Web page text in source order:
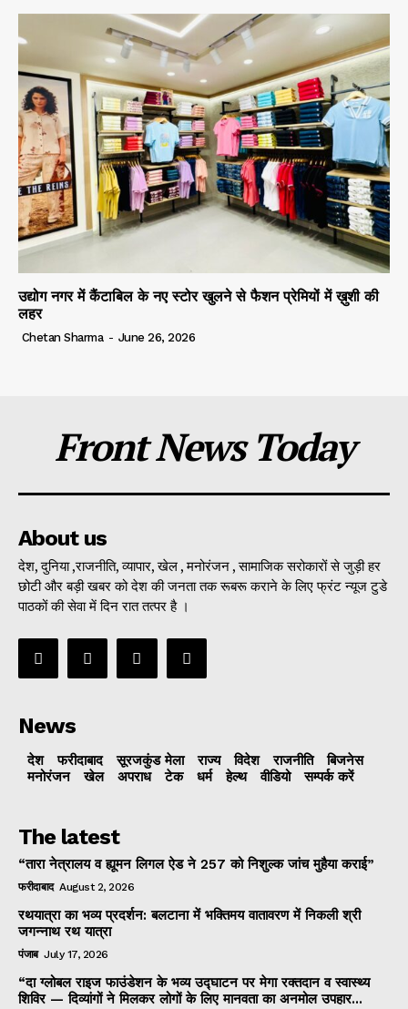
उद्योग नगर में कैंटाबिल के नए स्टोर खुलने से फैशन प्रेमियों में ख़ुशी की
लहर
Chetan Sharma - June 26, 2026
Front News Today
About us
देश, दुनिया ,राजनीति, व्यापार, खेल , मनोरंजन , सामाजिक सरोकारों से जुड़ी हर
छोटी और बड़ी खबर को देश की जनता तक रूबरू कराने के लिए फ्रंट न्यूज टुडे
पाठकों की सेवा में दिन रात तत्पर है ।
News
देश फरीदाबाद सूरजकुंड मेला राज्‍य विदेश राजनीति
बिजनेस
मनोरंजन
खेल अपराध टेक धर्म हेल्थ वीडियो सम्पर्क करें
The latest
“तारा नेत्रालय व ह्यूमन लिगल ऐड ने 257 को निशुल्क जांच मुहैया कराई”
फरीदाबाद August 2, 2026
रथयात्रा का भव्य प्रदर्शन: बलटाना में भक्तिमय वातावरण में निकली श्री
जगन्नाथ रथ यात्रा
पंजाब July 17, 2026
“दा ग्लोबल राइज फाउंडेशन के भव्य उद्घाटन पर मेगा रक्तदान व स्वास्थ्य
शिविर — दिव्यांगों ने मिलकर लोगों के लिए मानवता का अनमोल उपहार...